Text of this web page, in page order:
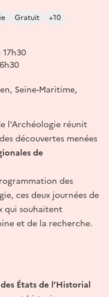
Gratuit +10
Seine-Maritime,
l'Archéologie réunit
découvertes menées
de
des
ces deux journées de
qui souhaitent
et de la recherche.
États de l’Historial